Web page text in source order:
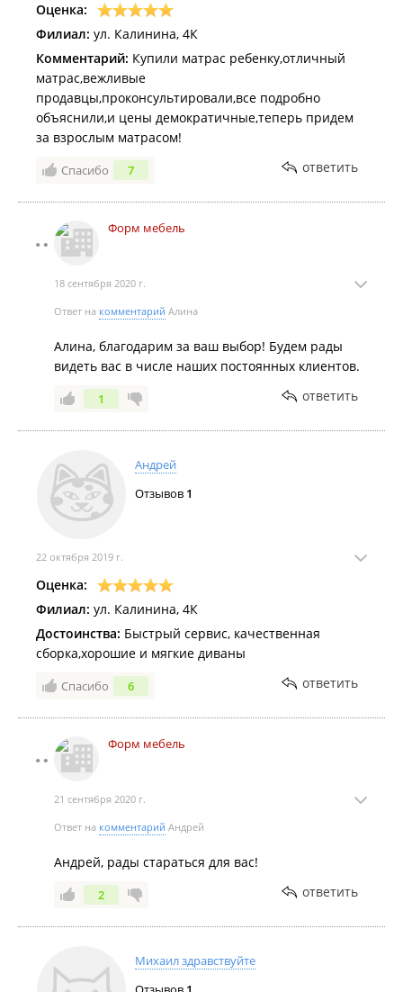
Оценка:
Филиал: ул. Калинина, 4К
Комментарий: Купили матрас ребенку,отличный
матрас,вежливые
продавцы,проконсультировали,все подробно
объяснили,и цены демократичные,теперь придем
за взрослым матрасом!
Спасибо 7 ответить
Форм мебель
18 сентября 2020 г.
Ответ на комментарий Алина
Алина, благодарим за ваш выбор! Будем рады
видеть вас в числе наших постоянных клиентов.
1 ответить
Андрей
Отзывов 1
22 октября 2019 г.
Оценка:
Филиал: ул. Калинина, 4К
Достоинства: Быстрый сервис, качественная
сборка,хорошие и мягкие диваны
Спасибо 6 ответить
Форм мебель
21 сентября 2020 г.
Ответ на комментарий Андрей
Андрей, рады стараться для вас!
2 ответить
Михаил здравствуйте